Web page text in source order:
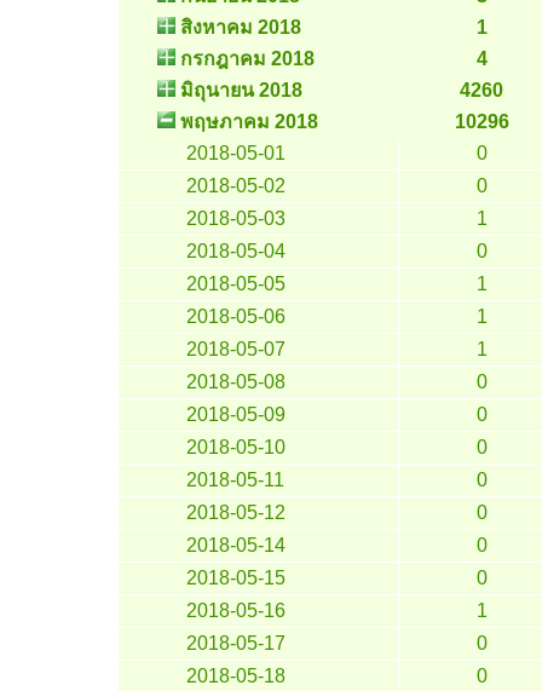
สิงหาคม 2018
1
กรกฎาคม 2018
4
มิถุนายน 2018
4260
พฤษภาคม 2018
10296
2018-05-01
0
2018-05-02
0
2018-05-03
1
2018-05-04
0
2018-05-05
1
2018-05-06
1
2018-05-07
1
2018-05-08
0
2018-05-09
0
2018-05-10
0
2018-05-11
0
2018-05-12
0
2018-05-14
0
2018-05-15
0
2018-05-16
1
2018-05-17
0
2018-05-18
0